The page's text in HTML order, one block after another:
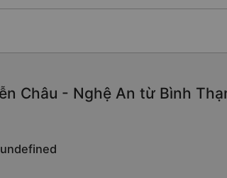
Châu - Nghệ An từ Bình